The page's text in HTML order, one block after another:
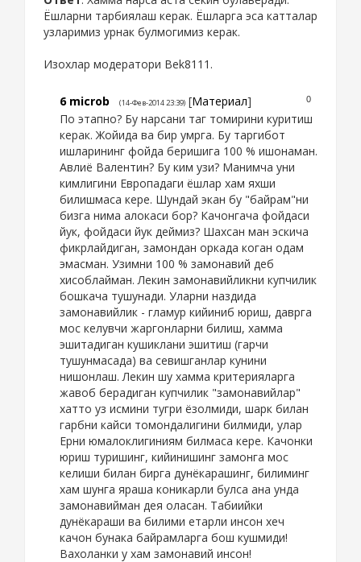
Ёшларни тарбиялаш керак. Ёшларга эса катталар
узларимиз урнак булмогимиз керак.
Изохлар модератори Bek8111.
0
6 microb (14-Фев-2014 23:39) [Материал]
По этапно? Бу нарсани таг томирини куритиш
керак. Жойида ва бир умрга. Бу таргибот
ишларининг фойда беришига 100 % ишонаман.
Авлиё Валентин? Бу ким узи? Манимча уни
кимлигини Европадаги ёшлар хам яхши
билишмаса кере. Шундай экан бу "байрам"ни
бизга нима алокаси бор? Качонгача фойдаси
йук, фойдаси йук деймиз? Шахсан ман эскича
фикрлайдиган, замондан оркада коган одам
эмасман. Узимни 100 % замонавий деб
хисоблайман. Лекин замонавийликни купчилик
бошкача тушунади. Уларни наздида
замонавийлик - гламур кийиниб юриш, даврга
мос келувчи жаргонларни билиш, хамма
эшитадиган кушиклани эшитиш (гарчи
тушунмасада) ва севишганлар кунини
нишонлаш. Лекин шу хамма критерияларга
жавоб берадиган купчилик "замонавийлар"
хатто уз исмини тугри ёзолмиди, шарк билан
гарбни кайси томондалигини билмиди, улар
Ерни юмалоклигиниям билмаса кере. Качонки
юриш туришинг, кийинишинг замонга мос
келиши билан бирга дунёкарашинг, билиминг
хам шунга яраша коникарли булса ана унда
замонавийман дея оласан. Табиийки
дунёкараши ва билими етарли инсон хеч
качон бунака байрамларга бош кушмиди!
Вахоланки у хам замонавий инсон!